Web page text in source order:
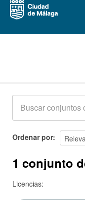
Acerca de
Ordenar por
1 conjunto
Licencias: